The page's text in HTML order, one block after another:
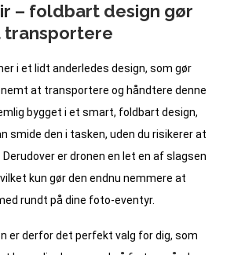
– foldbart design gør
transportere
i et lidt anderledes design, som gør
at transportere og håndtere denne
bygget i et smart, foldbart design,
smide den i tasken, uden du risikerer at
er dronen en let en af slagsen
kun gør den endnu nemmere at
rundt på dine foto-eventyr.
er derfor det perfekt valg for dig, som